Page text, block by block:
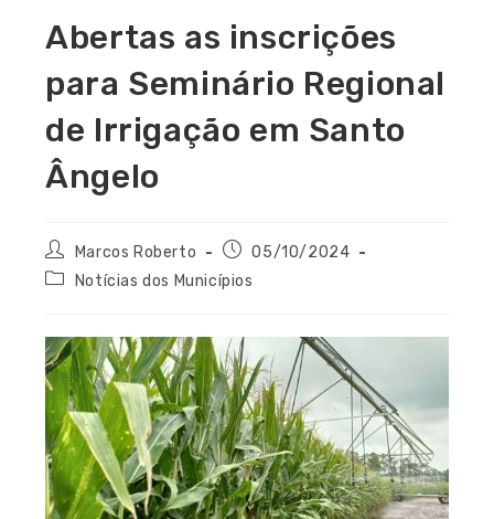
Abertas as inscrições
para Seminário Regional
de Irrigação em Santo
Ângelo
Marcos Roberto
05/10/2024
Notícias dos Municípios